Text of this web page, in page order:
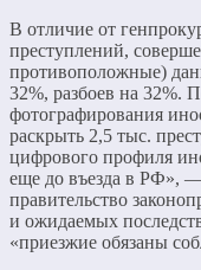
В отличие от
преступлений,
противоположные)
32%, разбоев на 32%.
фотографирования
раскрыть 2,5 тыс.
цифрового профиля
еще до въезда в РФ»,
правительство
и ожидаемых
«приезжие обязаны